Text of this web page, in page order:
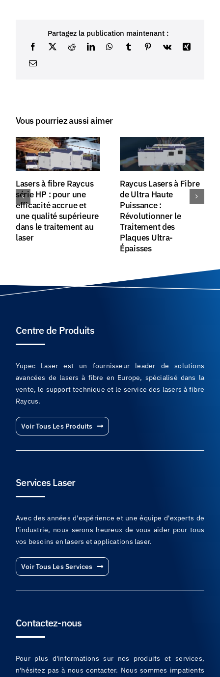
Partagez la publication maintenant :
Vous pourriez aussi aimer
Lasers à fibre Raycus
série HP : pour une
efficacité accrue et
une qualité supérieure
dans le traitement au
laser
Raycus Lasers à Fibre
de Ultra Haute
Puissance :
Révolutionner le
Traitement des
Plaques Ultra-
Épaisses
Centre de Produits
Yupec Laser est un fournisseur leader de solutions
avancées de lasers à fibre en Europe, spécialisé dans la
vente, le support technique et le service des lasers à fibre
Raycus.
Voir Tous Les Produits
Services Laser
Avec des années d'expérience et une équipe d'experts de
l'industrie, nous serons heureux de vous aider pour tous
vos besoins en lasers et applications laser.
Voir Tous Les Services
Contactez-nous
Pour plus d'informations sur nos produits et services,
n'hésitez pas à nous contacter. Nous sommes impatients